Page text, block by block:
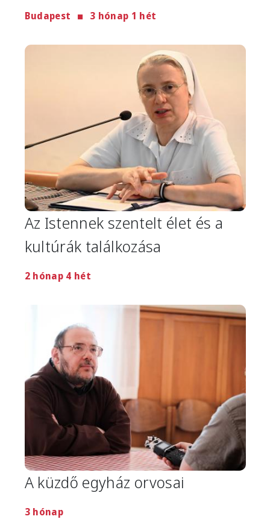
Budapest 3 hónap 1 hét
Image
Az Istennek szentelt élet és a
kultúrák találkozása
2 hónap 4 hét
A küzdő egyház orvosai
3 hónap